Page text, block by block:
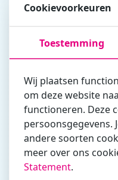
Tussenvoegsel
E-mailadres
Vul hier bij voorkeur het e-
zakelijk/administratief
Is de contactpersoon
Ja
Nee
Cookievoorkeuren
Toestemming
Wij plaatsen
om deze website
functioneren. Deze
persoonsgegevens.
andere soorten
meer over ons
Statement.